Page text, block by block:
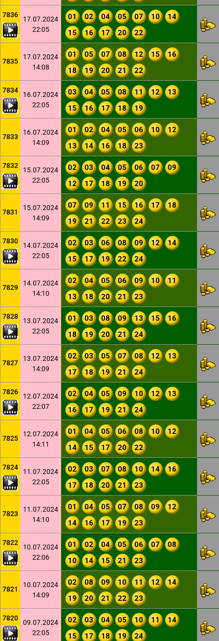
7836
17.07.2024
22:05
01 02 04 05 07 10
14
15
16 17 20 22
7835
17.07.2024
14:08
01 05 07 08 12 15
16
18
19 20 21 22
7834
16.07.2024
22:05
03 04 05 08 11 12
13
15
16 17 18 19
7833
16.07.2024
14:09
01 02 04 05 06 10
12
13
14 16 18 23
7832
15.07.2024
22:05
02 03 04 05 06 07
09
12
17 18 19 20
7831
15.07.2024
14:09
07 09 11 15 16 17
18
19
21 22 23 24
7830
14.07.2024
22:05
02 03 06 08 09 12
14
15
17 19 22 24
7829
14.07.2024
14:10
02 04 05 06 09 10
11
13
18 20 21 23
7828
13.07.2024
22:05
01 03 08 09 13 15
16
18
19 20 21 24
7827
13.07.2024
14:09
02 03 05 07 08 12
13
17
18 19 21 24
7826
12.07.2024
22:07
02 04 05 09 10 12
13
16
17 19 21 24
7825
12.07.2024
14:11
01 04 05 06 08 10
12
14
15 17 20 22
7824
11.07.2024
22:05
02 03 07 08 10 14
16
17
18 20 21 23
7823
11.07.2024
14:10
01 04 05 07 08 09
12
14
16 17 19 23
7822
10.07.2024
22:06
01 02 04 05 06 07
08
10
14 15 21 23
7821
10.07.2024
14:09
02 08 09 10 11 12
14
19
20 21 22 23
7820
09.07.2024
22:05
02 03 04 05 10 11
14
15
17 18 19 24